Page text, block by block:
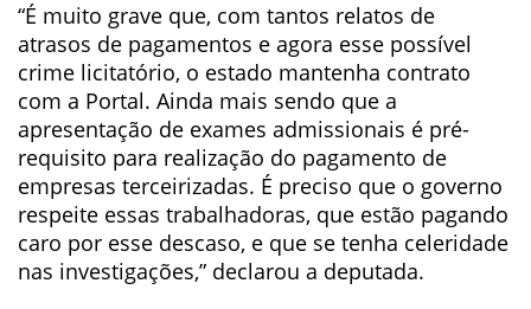
“É muito grave que, com tantos relatos de
atrasos de pagamentos e agora esse possível
crime licitatório, o estado mantenha contrato
com a Portal. Ainda mais sendo que a
apresentação de exames admissionais é pré-
requisito para realização do pagamento de
empresas terceirizadas. É preciso que o governo
respeite essas trabalhadoras, que estão pagando
caro por esse descaso, e que se tenha celeridade
nas investigações,” declarou a deputada.